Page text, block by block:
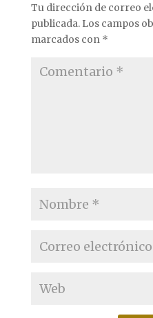
Tu dirección de correo
publicada. Los campos
marcados con *